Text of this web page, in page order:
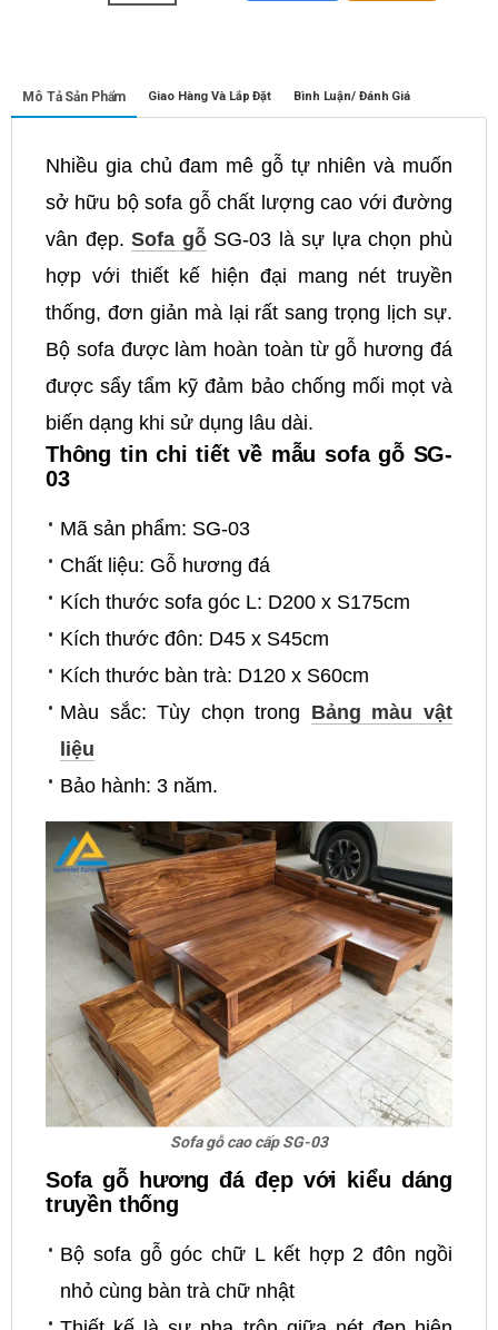
Mô Tả Sản Phẩm Giao Hàng Và Lắp Đặt Bình Luận/ Đánh Giá
Nhiều gia chủ đam mê gỗ tự nhiên và muốn
sở hữu bộ sofa gỗ chất lượng cao với đường
vân đẹp.Sofa gỗSG-03 là sự lựa chọn phù
hợp với thiết kế hiện đại mang nét truyền
thống, đơn giản mà lại rất sang trọng lịch sự.
Bộ sofa được làm hoàn toàn từ gỗ hương đá
được sẩy tẩm kỹ đảm bảo chống mối mọt và
biến dạng khi sử dụng lâu dài.
Thông tin chi tiết về mẫu sofa gỗ SG-
03
Mã sản phẩm: SG-03
Chất liệu: Gỗ hương đá
Kích thước sofa góc L: D200 x S175cm
Kích thước đôn: D45 x S45cm
Kích thước bàn trà: D120 x S60cm
Màu sắc: Tùy chọn trong Bảng màu vật
liệu
Bảo hành: 3 năm.
Sofa gỗ cao cấp SG-03
Sofa gỗ hương đá đẹp với kiểu dáng
truyền thống
Bộ sofa gỗ góc chữ L kết hợp 2 đôn ngồi
nhỏ cùng bàn trà chữ nhật